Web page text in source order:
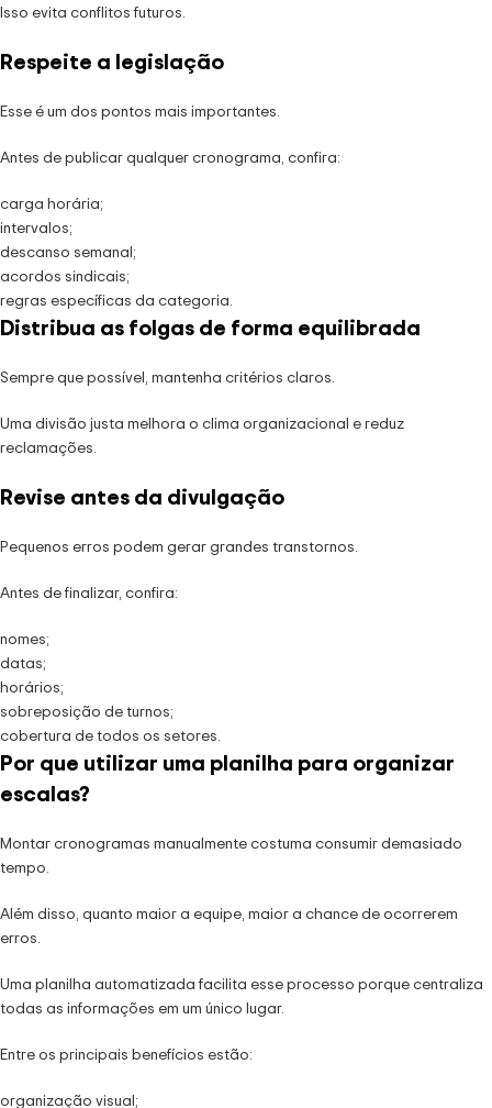
Isso evita conflitos futuros.
Respeite a legislação
Esse é um dos pontos mais importantes.
Antes de publicar qualquer cronograma, confira:
carga horária;
intervalos;
descanso semanal;
acordos sindicais;
regras específicas da categoria.
Distribua as folgas de forma equilibrada
Sempre que possível, mantenha critérios claros.
Uma divisão justa melhora o clima organizacional e reduz
reclamações.
Revise antes da divulgação
Pequenos erros podem gerar grandes transtornos.
Antes de finalizar, confira:
nomes;
datas;
horários;
sobreposição de turnos;
cobertura de todos os setores.
Por que utilizar uma planilha para organizar
escalas?
Montar cronogramas manualmente costuma consumir demasiado
tempo.
Além disso, quanto maior a equipe, maior a chance de ocorrerem
erros.
Uma planilha automatizada facilita esse processo porque centraliza
todas as informações em um único lugar.
Entre os principais benefícios estão:
organização visual;